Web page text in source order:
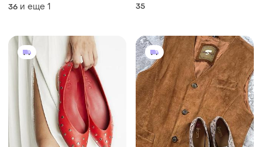
36 и еще 1 35